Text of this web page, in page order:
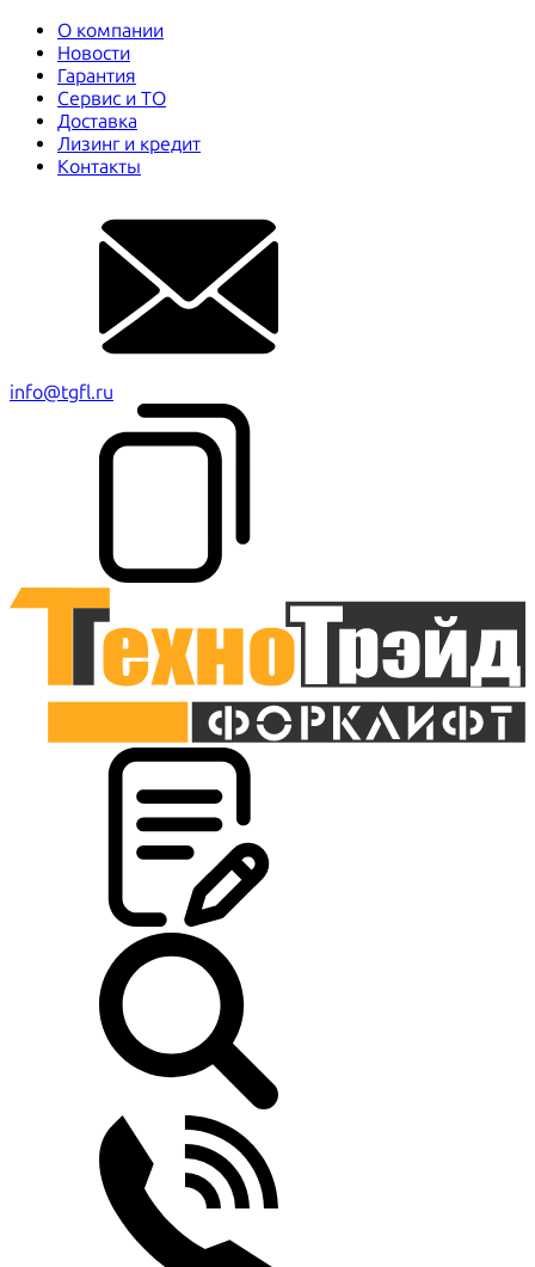
О компании
Новости
Гарантия
Сервис и ТО
Доставка
Лизинг и кредит
Контакты
info@tgfl.ru